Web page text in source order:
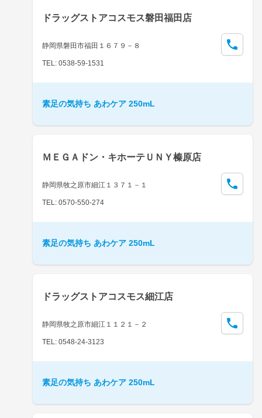
ドラッグストアコスモス磐田福田店
静岡県磐田市福田１６７９－８
TEL: 0538-59-1531
素足の気持ち あわケア 250mL
ＭＥＧＡドン・キホーテＵＮＹ榛原店
静岡県牧之原市細江１３７１－１
TEL: 0570-550-274
素足の気持ち あわケア 250mL
ドラッグストアコスモス細江店
静岡県牧之原市細江１１２１－２
TEL: 0548-24-3123
素足の気持ち あわケア 250mL